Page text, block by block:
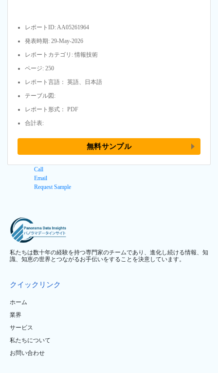
レポートID: AA05261964
発表時期: 29-May-2026
レポートカテゴリ: 情報技術
ページ: 250
レポート言語： 英語、日本語
テーブル図:
レポート形式： PDF
合計表:
無料サンプル
Call
Email
Request Sample
私たちは数十年の経験を持つ専門家のチームであり、進化し続ける情報、知
識、知恵の世界とつながるお手伝いをすることを決意しています。
クイックリンク
ホーム
業界
サービス
私たちについて
お問い合わせ